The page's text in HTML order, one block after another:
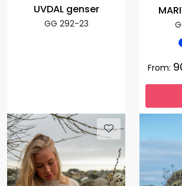
UVDAL genser
GG 292-23
From: